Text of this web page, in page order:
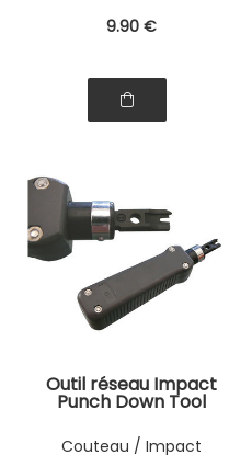
9.90 €
Outil réseau Impact
Punch Down Tool
110 / 88 - PRESSION
Couteau / Impact